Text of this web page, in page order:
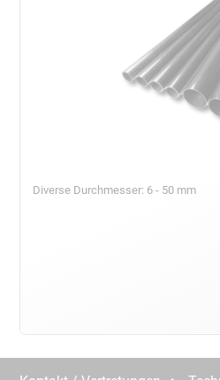
Diverse Durchmesser: 6 - 50 mm